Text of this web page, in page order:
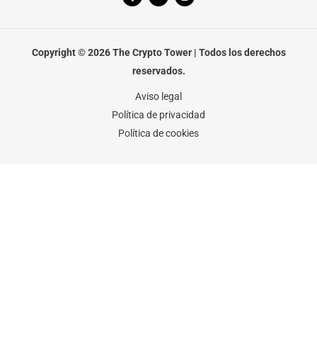
o
-
r
r
m
Copyright © 2026 The Crypto Tower | Todos los derechos
reservados.
Aviso legal
Política de privacidad
Política de cookies